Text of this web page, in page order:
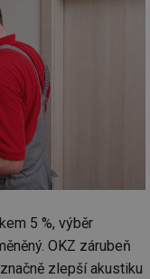
5 %, výběr
OKZ zárubeň
zlepší akustiku